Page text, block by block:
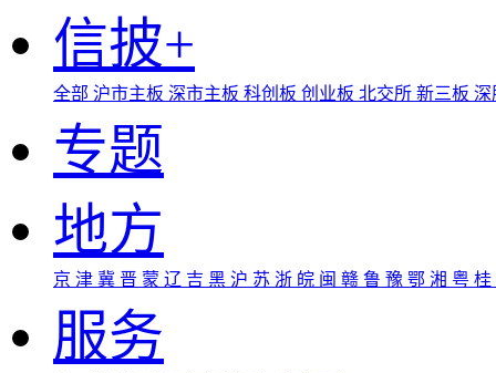
信披+
全部 沪市主板 深市主板 科创板 创业板 北交所 新三板
专题
地方
京 津 冀 晋 蒙 辽 吉 黑 沪 苏 浙 皖 闽 赣 鲁 豫 鄂 湘 粤 桂
服务